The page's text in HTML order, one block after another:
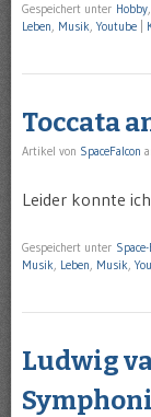
Gespeichert unter Hobby,
Leben, Musik,Youtube
Toccata
Artikel von SpaceFalcon
Leider konnte
Gespeichert unter
Musik, Leben, Musik,
Ludwig